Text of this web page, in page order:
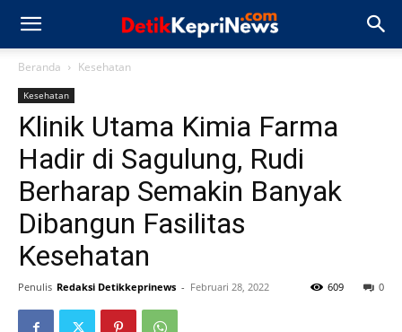
Beranda Kesehatan
Kesehatan
Klinik Utama Kimia Farma
Hadir di Sagulung, Rudi
Berharap Semakin Banyak
Dibangun Fasilitas
Kesehatan
Penulis Redaksi Detikkeprinews - Februari 28, 2022 0
609